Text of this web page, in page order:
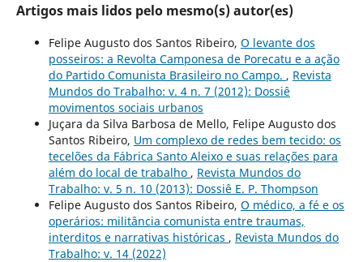
Artigos mais lidos pelo mesmo(s) autor(es)
Felipe Augusto dos Santos Ribeiro, O levante dos
posseiros: a Revolta Camponesa de Porecatu e a ação
do Partido Comunista Brasileiro no Campo. , Revista
Mundos do Trabalho: v. 4 n. 7 (2012): Dossiê
movimentos sociais urbanos
Juçara da Silva Barbosa de Mello, Felipe Augusto dos
Santos Ribeiro, Um complexo de redes bem tecido: os
tecelões da Fábrica Santo Aleixo e suas relações para
além do local de trabalho , Revista Mundos do
Trabalho: v. 5 n. 10 (2013): Dossiê E. P. Thompson
Felipe Augusto dos Santos Ribeiro, O médico, a fé e os
operários: militância comunista entre traumas,
interditos e narrativas históricas , Revista Mundos do
Trabalho: v. 14 (2022)